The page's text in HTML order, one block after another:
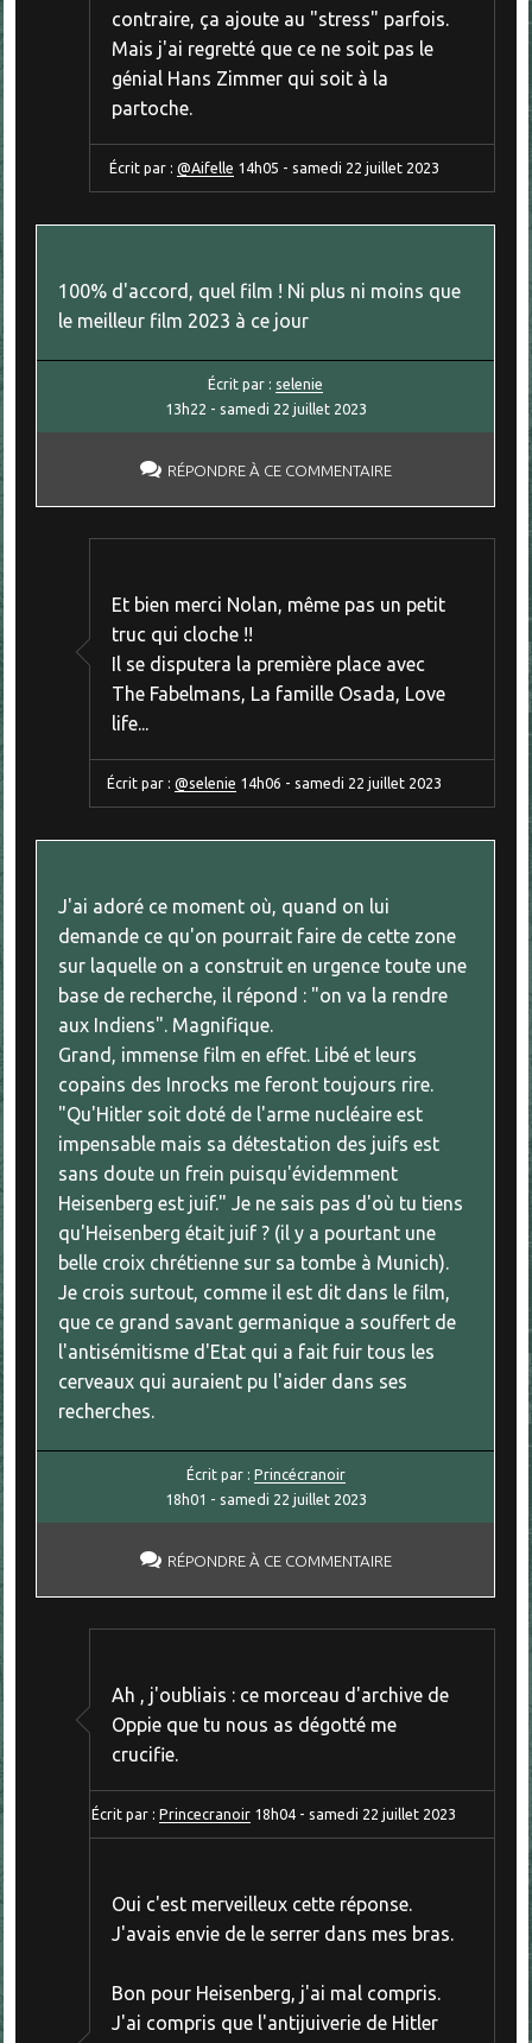
contraire, ça ajoute au "stress" parfois.
Mais j'ai regretté que ce ne soit pas le
génial Hans Zimmer qui soit à la
partoche.
Écrit par : @Aifelle 14h05 - samedi 22 juillet 2023
100% d'accord, quel film ! Ni plus ni moins que
le meilleur film 2023 à ce jour
Écrit par : selenie
13h22 - samedi 22 juillet 2023
RÉPONDRE À CE COMMENTAIRE
Et bien merci Nolan, même pas un petit
truc qui cloche !!
Il se disputera la première place avec
The Fabelmans, La famille Osada, Love
life...
Écrit par : @selenie 14h06 - samedi 22 juillet 2023
J'ai adoré ce moment où, quand on lui
demande ce qu'on pourrait faire de cette zone
sur laquelle on a construit en urgence toute une
base de recherche, il répond : "on va la rendre
aux Indiens". Magnifique.
Grand, immense film en effet. Libé et leurs
copains des Inrocks me feront toujours rire.
"Qu'Hitler soit doté de l'arme nucléaire est
impensable mais sa détestation des juifs est
sans doute un frein puisqu'évidemment
Heisenberg est juif." Je ne sais pas d'où tu tiens
qu'Heisenberg était juif ? (il y a pourtant une
belle croix chrétienne sur sa tombe à Munich).
Je crois surtout, comme il est dit dans le film,
que ce grand savant germanique a souffert de
l'antisémitisme d'Etat qui a fait fuir tous les
cerveaux qui auraient pu l'aider dans ses
recherches.
Écrit par : Princécranoir
18h01 - samedi 22 juillet 2023
RÉPONDRE À CE COMMENTAIRE
Ah , j'oubliais : ce morceau d'archive de
Oppie que tu nous as dégotté me
crucifie.
Écrit par :Princecranoir 18h04 -samedi 22 juillet 2023
Oui c'est merveilleux cette réponse.
J'avais envie de le serrer dans mes bras.
Bon pour Heisenberg, j'ai mal compris.
J'ai compris que l'antijuiverie de Hitler